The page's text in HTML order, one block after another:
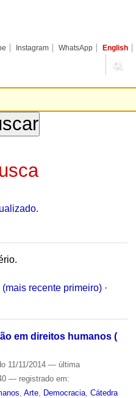
Instagram WhatsApp English
(mais recente primeiro) ·
em direitos humanos (
11/11/2014 — última
— registrado em:
Arte, Democracia, Cátedra